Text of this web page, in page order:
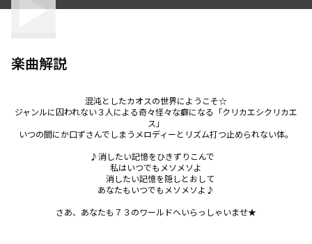
楽曲解説
混沌としたカオスの世界にようこそ☆
ジャンルに囚われない３人による奇々怪々な癖になる「クリカエシクリカエ
ス」
いつの間にか口ずさんでしまうメロディーとリズム打つ止められない体。
♪消したい記憶をひきずりこんで
私はいつでもメソメソよ
消したい記憶を隠しとおして
あなたもいつでもメソメソよ♪
さあ、あなたも７３のワールドへいらっしゃいませ★